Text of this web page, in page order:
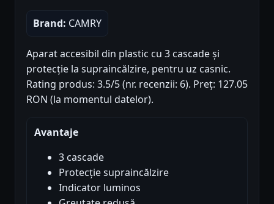
Brand: CAMRY
Aparat accesibil din plastic cu 3 cascade și
protecție la supraincălzire, pentru uz casnic.
Rating produs: 3.5/5 (nr. recenzii: 6). Preț: 127.05
RON (la momentul datelor).
Avantaje
3 cascade
Protecție supraincălzire
Indicator luminos